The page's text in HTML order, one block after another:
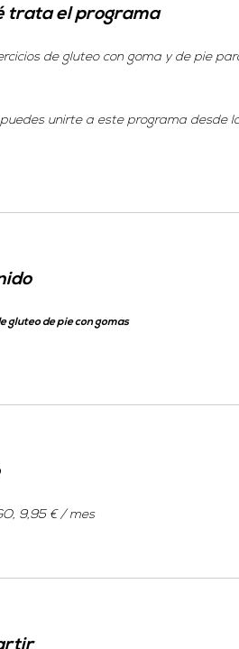
trata el programa
de gluteo con goma y de pie
puedes unirte a este programa desde
gluteo de pie con gomas
9,95 € / mes